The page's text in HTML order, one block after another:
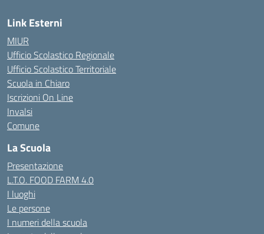
Link Esterni
MIUR
Ufficio Scolastico Regionale
Ufficio Scolastico Territoriale
Scuola in Chiaro
Iscrizioni On Line
Invalsi
Comune
La Scuola
Presentazione
L.T.O. FOOD FARM 4.0
I luoghi
Le persone
I numeri della scuola